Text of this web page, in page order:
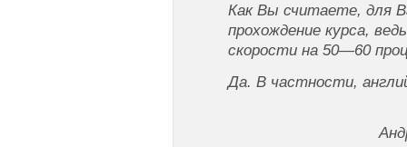
Как Вы считаете, для
прохождение курса,
скорости на 50—60
Да. В частности,